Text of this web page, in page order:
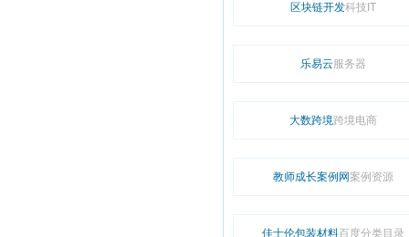
区块链开发科技IT
乐易云服务器
大数跨境跨境电商
教师成长案例网 案例资源
佳士伦包装材料百度分类目录